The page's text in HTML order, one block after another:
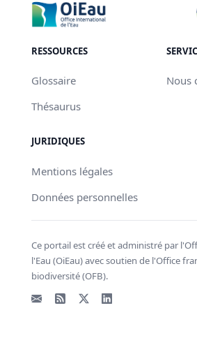
RESSOURCES
Glossaire
Thésaurus
Nous
JURIDIQUES
Mentions légales
Données personnelles
Ce portail est créé et administré par
l'Eau (OiEau) avec soutien de l'Office
biodiversité (OFB).